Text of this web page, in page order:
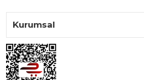
Kurumsal